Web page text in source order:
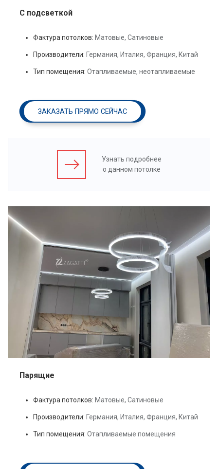
С подсветкой
Фактура потолков: Матовые, Сатиновые
Производители: Германия, Италия, Франция, Китай
Тип помещения: Отапливаемые, неотапливаемые
ЗАКАЗАТЬ ПРЯМО СЕЙЧАС
Узнать подробнее
о данном потолке
Парящие
Фактура потолков: Матовые, Сатиновые
Производители: Германия, Италия, Франция, Китай
Тип помещения: Отапливаемые помещения